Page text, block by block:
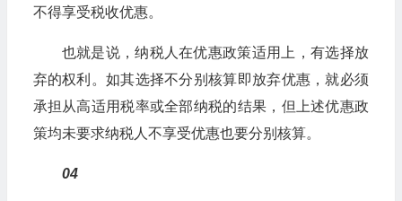
不得享受税收优惠。
也就是说，纳税人在优惠政策适用上，有选择放
弃的权利。如其选择不分别核算即放弃优惠，就必须
承担从高适用税率或全部纳税的结果，但上述优惠政
策均未要求纳税人不享受优惠也要分别核算。
04